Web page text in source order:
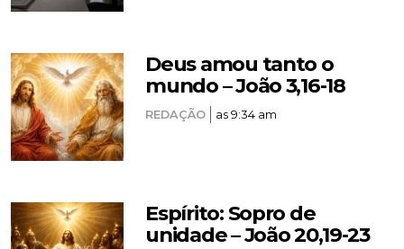
Deus amou tanto o
mundo – João 3,16-18
REDAÇÃO as 9:34 am
Espírito: Sopro de
unidade – João 20,19-23